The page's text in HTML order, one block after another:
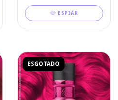
ESPIAR
ESGOTADO